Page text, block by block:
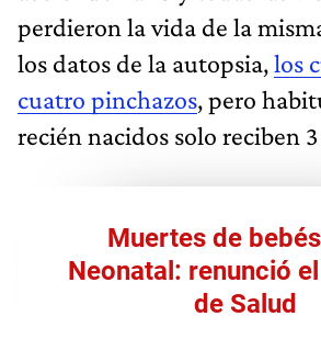
perdieron la vida de la
los datos de la autopsia,los
cuatro pinchazos, pero
recién nacidos solo reciben
Muertes de bebés
Neonatal: renunció
de Salud